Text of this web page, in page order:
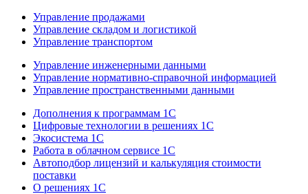
Управление продажами
Управление складом и логистикой
Управление транспортом
Управление инженерными данными
Управление нормативно-справочной информацией
Управление пространственными данными
Дополнения к программам 1С
Цифровые технологии в решениях 1С
Экосистема 1С
Работа в облачном сервисе 1С
Автоподбор лицензий и калькуляция стоимости
поставки
О решениях 1С